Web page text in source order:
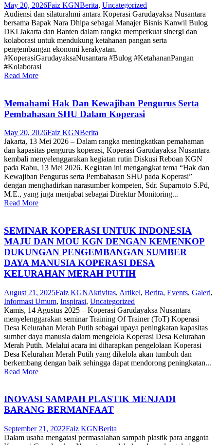
May 20, 2026Faiz KGNBerita, Uncategorized
Audiensi dan silaturahmi antara Koperasi Garudayaksa Nusantara
bersama Bapak Nara Dhipa sebagai Manajer Bisnis Kanwil Bulog
DKI Jakarta dan Banten dalam rangka memperkuat sinergi dan
kolaborasi untuk mendukung ketahanan pangan serta
pengembangan ekonomi kerakyatan.
#KoperasiGarudayaksaNusantara #Bulog #KetahananPangan
#Kolaborasi
Read More
Memahami Hak Dan Kewajiban Pengurus Serta
Pembahasan SHU Dalam Koperasi
May 20, 2026Faiz KGNBerita
Jakarta, 13 Mei 2026 – Dalam rangka meningkatkan pemahaman
dan kapasitas pengurus koperasi, Koperasi Garudayaksa Nusantara
kembali menyelenggarakan kegiatan rutin Diskusi Reboan KGN
pada Rabu, 13 Mei 2026. Kegiatan ini mengangkat tema “Hak dan
Kewajiban Pengurus serta Pembahasan SHU pada Koperasi”
dengan menghadirkan narasumber kompeten, Sdr. Suparnoto S.Pd,
M.E., yang juga menjabat sebagai Direktur Monitoring...
Read More
SEMINAR KOPERASI UNTUK INDONESIA
MAJU DAN MOU KGN DENGAN KEMENKOP
DUKUNGAN PENGEMBANGAN SUMBER
DAYA MANUSIA KOPERASI DESA
KELURAHAN MERAH PUTIH
August 21, 2025Faiz KGNAktivitas, Artikel, Berita, Events, Galeri,
Informasi Umum, Inspirasi, Uncategorized
Kamis, 14 Agustus 2025 – Koperasi Garudayaksa Nusantara
menyelenggarakan seminar Training Of Trainer (ToT) Koperasi
Desa Kelurahan Merah Putih sebagai upaya peningkatan kapasitas
sumber daya manusia dalam mengelola Koperasi Desa Kelurahan
Merah Putih. Melalui acara ini diharapkan pengelolaan Koperasi
Desa Kelurahan Merah Putih yang dikelola akan tumbuh dan
berkembang dengan baik sehingga dapat mendorong peningkatan...
Read More
INOVASI SAMPAH PLASTIK MENJADI
BARANG BERMANFAAT
September 21, 2022Faiz KGNBerita
Dalam usaha mengatasi permasalahan sampah plastik para anggota